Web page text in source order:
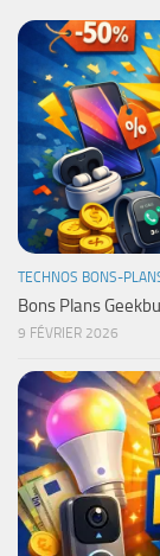
TECHNOS BONS-
Bons Plans
9 FÉVRIER 2026